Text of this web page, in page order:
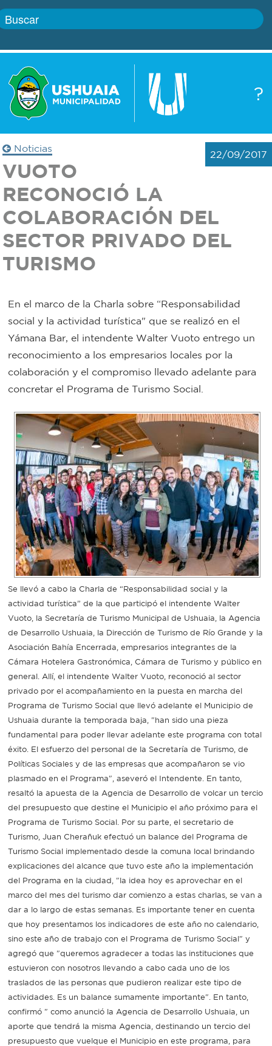
?
Boletín
Defensa
civil
Zoonosis
Rentas
Municipal
Mi
bondi
Boleto
estudiantil
Recorrido
colectivos
Recarga
SUBE
Gobierno
Trámites
Transparencia
Actualidad
Correo
Personal
municipal
Noticias
22/09/2017
VUOTO
RECONOCIÓ LA
COLABORACIÓN DEL
SECTOR PRIVADO DEL
TURISMO
En el marco de la Charla sobre “Responsabilidad
social y la actividad turística" que se realizó en el
Yámana Bar, el intendente Walter Vuoto entrego un
reconocimiento a los empresarios locales por la
colaboración y el compromiso llevado adelante para
concretar el Programa de Turismo Social.
Se llevó a cabo la Charla de “Responsabilidad social y la
actividad turística” de la que participó el intendente Walter
Vuoto, la Secretaría de Turismo Municipal de Ushuaia, la Agencia
de Desarrollo Ushuaia, la Dirección de Turismo de Río Grande y la
Asociación Bahía Encerrada, empresarios integrantes de la
Cámara Hotelera Gastronómica, Cámara de Turismo y público en
general. Allí, el intendente Walter Vuoto, reconoció al sector
privado por el acompañamiento en la puesta en marcha del
Programa de Turismo Social que llevó adelante el Municipio de
Ushuaia durante la temporada baja, "han sido una pieza
fundamental para poder llevar adelante este programa con total
éxito. El esfuerzo del personal de la Secretaría de Turismo, de
Políticas Sociales y de las empresas que acompañaron se vio
plasmado en el Programa", aseveró el Intendente. En tanto,
resaltó la apuesta de la Agencia de Desarrollo de volcar un tercio
del presupuesto que destine el Municipio el año próximo para el
Programa de Turismo Social. Por su parte, el secretario de
Turismo, Juan Cherañuk efectuó un balance del Programa de
Turismo Social implementado desde la comuna local brindando
explicaciones del alcance que tuvo este año la implementación
del Programa en la ciudad, "la idea hoy es aprovechar en el
marco del mes del turismo dar comienzo a estas charlas, se van a
dar a lo largo de estas semanas. Es importante tener en cuenta
que hoy presentamos los indicadores de este año no calendario,
sino este año de trabajo con el Programa de Turismo Social" y
agregó que "queremos agradecer a todas las instituciones que
estuvieron con nosotros llevando a cabo cada uno de los
traslados de las personas que pudieron realizar este tipo de
actividades. Es un balance sumamente importante". En tanto,
confirmó " como anunció la Agencia de Desarrollo Ushuaia, un
aporte que tendrá la misma Agencia, destinando un tercio del
presupuesto que vuelque el Municipio en este programa, para